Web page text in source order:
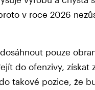
v roce 2026
pouze
do ofenzivy, získat
takové pozice, že